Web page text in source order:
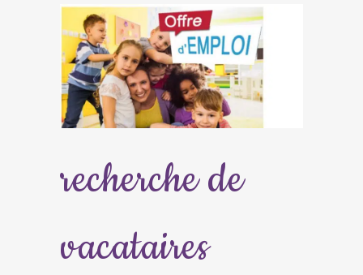
recherche de
vacataires